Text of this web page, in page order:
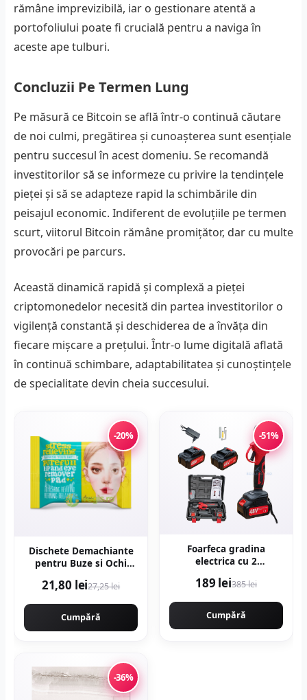
rămâne imprevizibilă, iar o gestionare atentă a
portofoliului poate fi crucială pentru a naviga în
aceste ape tulburi.
Concluzii Pe Termen Lung
Pe măsură ce Bitcoin se află într-o continuă căutare
de noi culmi, pregătirea și cunoașterea sunt esențiale
pentru succesul în acest domeniu. Se recomandă
investitorilor să se informeze cu privire la tendințele
pieței și să se adapteze rapid la schimbările din
peisajul economic. Indiferent de evoluțiile pe termen
scurt, viitorul Bitcoin rămâne promițător, dar cu multe
provocări pe parcurs.
Această dinamică rapidă și complexă a pieței
criptomonedelor necesită din partea investitorilor o
vigilență constantă și deschiderea de a învăța din
fiecare mișcare a prețului. Într-o lume digitală aflată
în continuă schimbare, adaptabilitatea și cunoștințele
de specialitate devin cheia succesului.
-20%
Dischete Demachiante
pentru Buze si Ochi
30buc
21,80 lei27,25 lei
Cumpără
-51%
Foarfeca gradina
electrica cu 2
pentru gradina,
Valiza, profesional
Motoyama Japan
189 lei385 lei
Cumpără
-36%